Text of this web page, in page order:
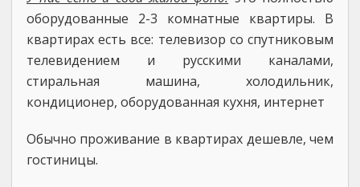
оборудованные 2-3 комнатные квартиры. В
квартирах есть все: телевизор со спутниковым
телевидением и русскими каналами,
стиральная машина, холодильник,
кондиционер, оборудованная кухня, интернет
Обычно проживание в квартирах дешевле, чем
гостиницы.